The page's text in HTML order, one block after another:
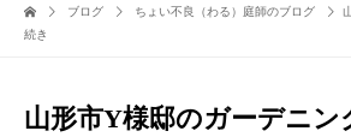
ブログ ちょい不良（わる）庭師のブログ
続き
山形市Y様邸のガーデニン